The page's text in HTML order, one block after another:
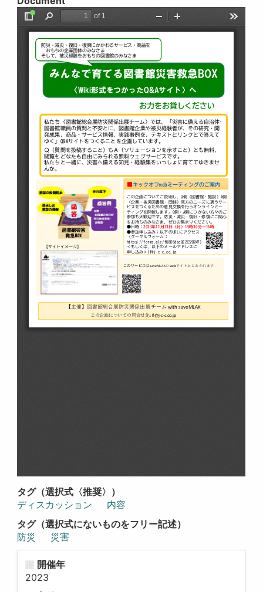
タグ（選択式〈推奨〉）
ディスカッション
内容
タグ（選択式にないものをフリー記述）
防災
災害
開催年
2023